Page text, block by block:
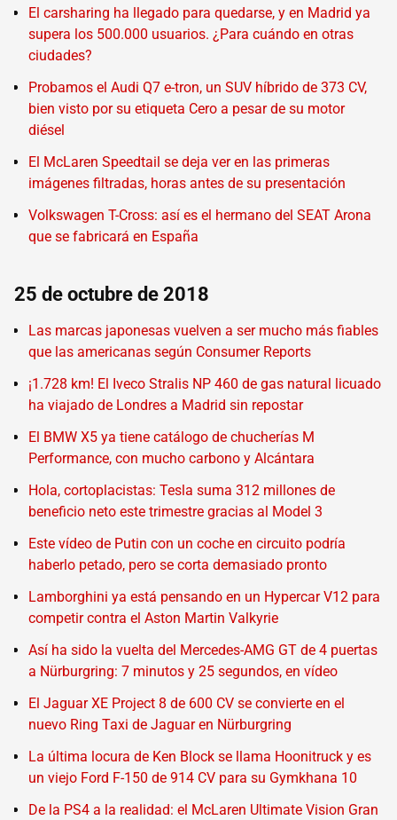
El carsharing ha llegado para quedarse, y en Madrid ya
supera los 500.000 usuarios. ¿Para cuándo en otras
ciudades?
Probamos el Audi Q7 e-tron, un SUV híbrido de 373 CV,
bien visto por su etiqueta Cero a pesar de su motor
diésel
El McLaren Speedtail se deja ver en las primeras
imágenes filtradas, horas antes de su presentación
Volkswagen T-Cross: así es el hermano del SEAT Arona
que se fabricará en España
25 de octubre de 2018
Las marcas japonesas vuelven a ser mucho más fiables
que las americanas según Consumer Reports
¡1.728 km! El Iveco Stralis NP 460 de gas natural licuado
ha viajado de Londres a Madrid sin repostar
El BMW X5 ya tiene catálogo de chucherías M
Performance, con mucho carbono y Alcántara
Hola, cortoplacistas: Tesla suma 312 millones de
beneficio neto este trimestre gracias al Model 3
Este vídeo de Putin con un coche en circuito podría
haberlo petado, pero se corta demasiado pronto
Lamborghini ya está pensando en un Hypercar V12 para
competir contra el Aston Martin Valkyrie
Así ha sido la vuelta del Mercedes-AMG GT de 4 puertas
a Nürburgring: 7 minutos y 25 segundos, en vídeo
El Jaguar XE Project 8 de 600 CV se convierte en el
nuevo Ring Taxi de Jaguar en Nürburgring
La última locura de Ken Block se llama Hoonitruck y es
un viejo Ford F-150 de 914 CV para su Gymkhana 10
De la PS4 a la realidad: el McLaren Ultimate Vision Gran